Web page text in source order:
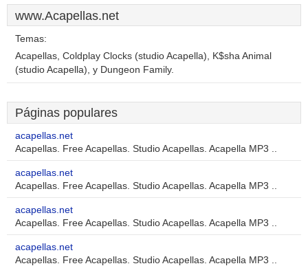
www.Acapellas.net
Temas:
Acapellas, Coldplay Clocks (studio Acapella), K$sha Animal
(studio Acapella), y Dungeon Family.
Páginas populares
acapellas.net
Acapellas. Free Acapellas. Studio Acapellas. Acapella MP3 ..
acapellas.net
Acapellas. Free Acapellas. Studio Acapellas. Acapella MP3 ..
acapellas.net
Acapellas. Free Acapellas. Studio Acapellas. Acapella MP3 ..
acapellas.net
Acapellas. Free Acapellas. Studio Acapellas. Acapella MP3 ..